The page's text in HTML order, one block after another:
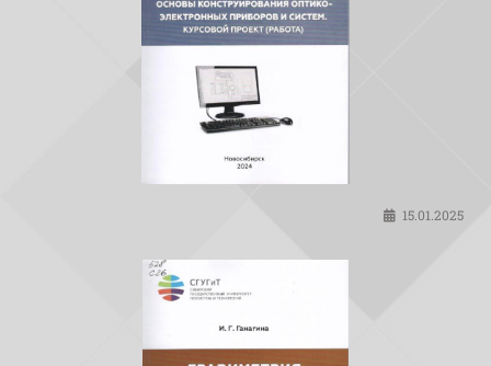
15.01.2025